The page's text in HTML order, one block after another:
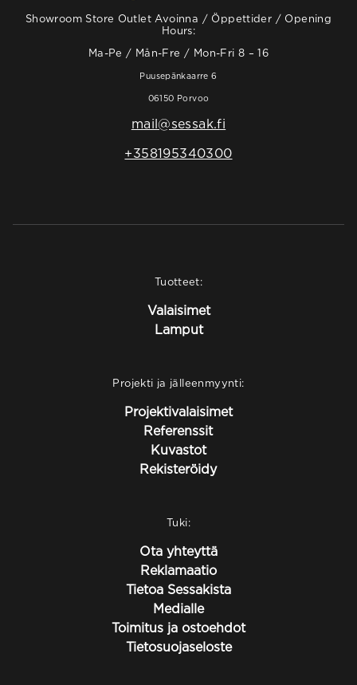
Showroom Store Outlet Avoinna / Öppettider / Opening
Hours:
Ma-Pe / Mån-Fre / Mon-Fri 8 – 16
Puusepänkaarre 6
06150 Porvoo
mail@sessak.fi
+358195340300
Tuotteet:
Valaisimet
Lamput
Projekti ja jälleenmyynti:
Projektivalaisimet
Referenssit
Kuvastot
Rekisteröidy
Tuki:
Ota yhteyttä
Reklamaatio
Tietoa Sessakista
Medialle
Toimitus ja ostoehdot
Tietosuojaseloste